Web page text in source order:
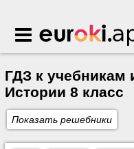
ГДЗ к учебникам
Истории 8 класс
Показать решебники